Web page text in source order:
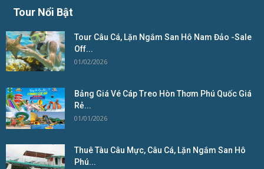
Tour Nổi Bật
Tour Câu Cá, Lặn Ngắm San Hô Nam Đảo -Sale
Off...
01/02/2026
Bảng Giá Vé Cáp Treo Hòn Thơm Phú Quốc Giá
Rẻ...
01/01/2026
Thuê Tàu Câu Mực, Câu Cá, Lặn Ngắm San Hô
Phú...